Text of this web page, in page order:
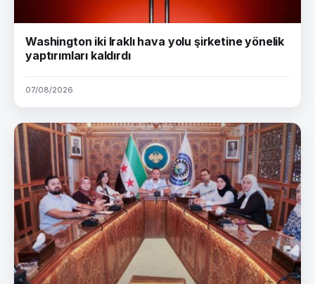
Washington iki Iraklı hava yolu şirketine yönelik
yaptırımları kaldırdı
07/08/2026